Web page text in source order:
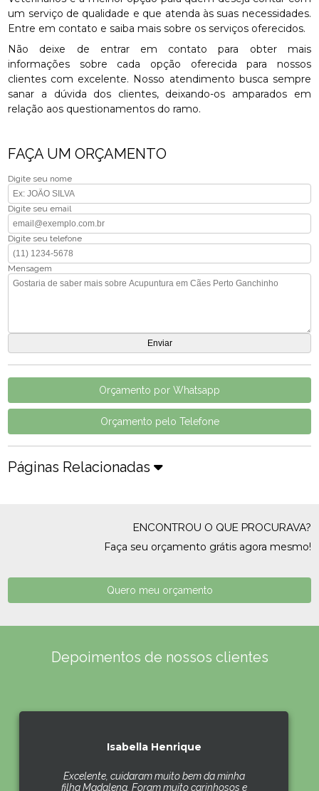
um serviço de qualidade e que atenda às suas necessidades.
Entre em contato e saiba mais sobre os serviços oferecidos.
Não deixe de entrar em contato para obter mais
informações sobre cada opção oferecida para nossos
clientes com excelente. Nosso atendimento busca sempre
sanar a dúvida dos clientes, deixando-os amparados em
relação aos questionamentos do ramo.
FAÇA UM ORÇAMENTO
Digite seu nome
Digite seu email
Digite seu telefone
Mensagem
Orçamento por Whatsapp
Orçamento pelo Telefone
Páginas Relacionadas
ENCONTROU O QUE PROCURAVA?
Faça seu orçamento grátis agora mesmo!
Quero meu orçamento
Depoimentos de nossos clientes
Isabella Henrique
Excelente, cuidaram muito bem da minha
filha Madalena. Foram muito carinhosos e